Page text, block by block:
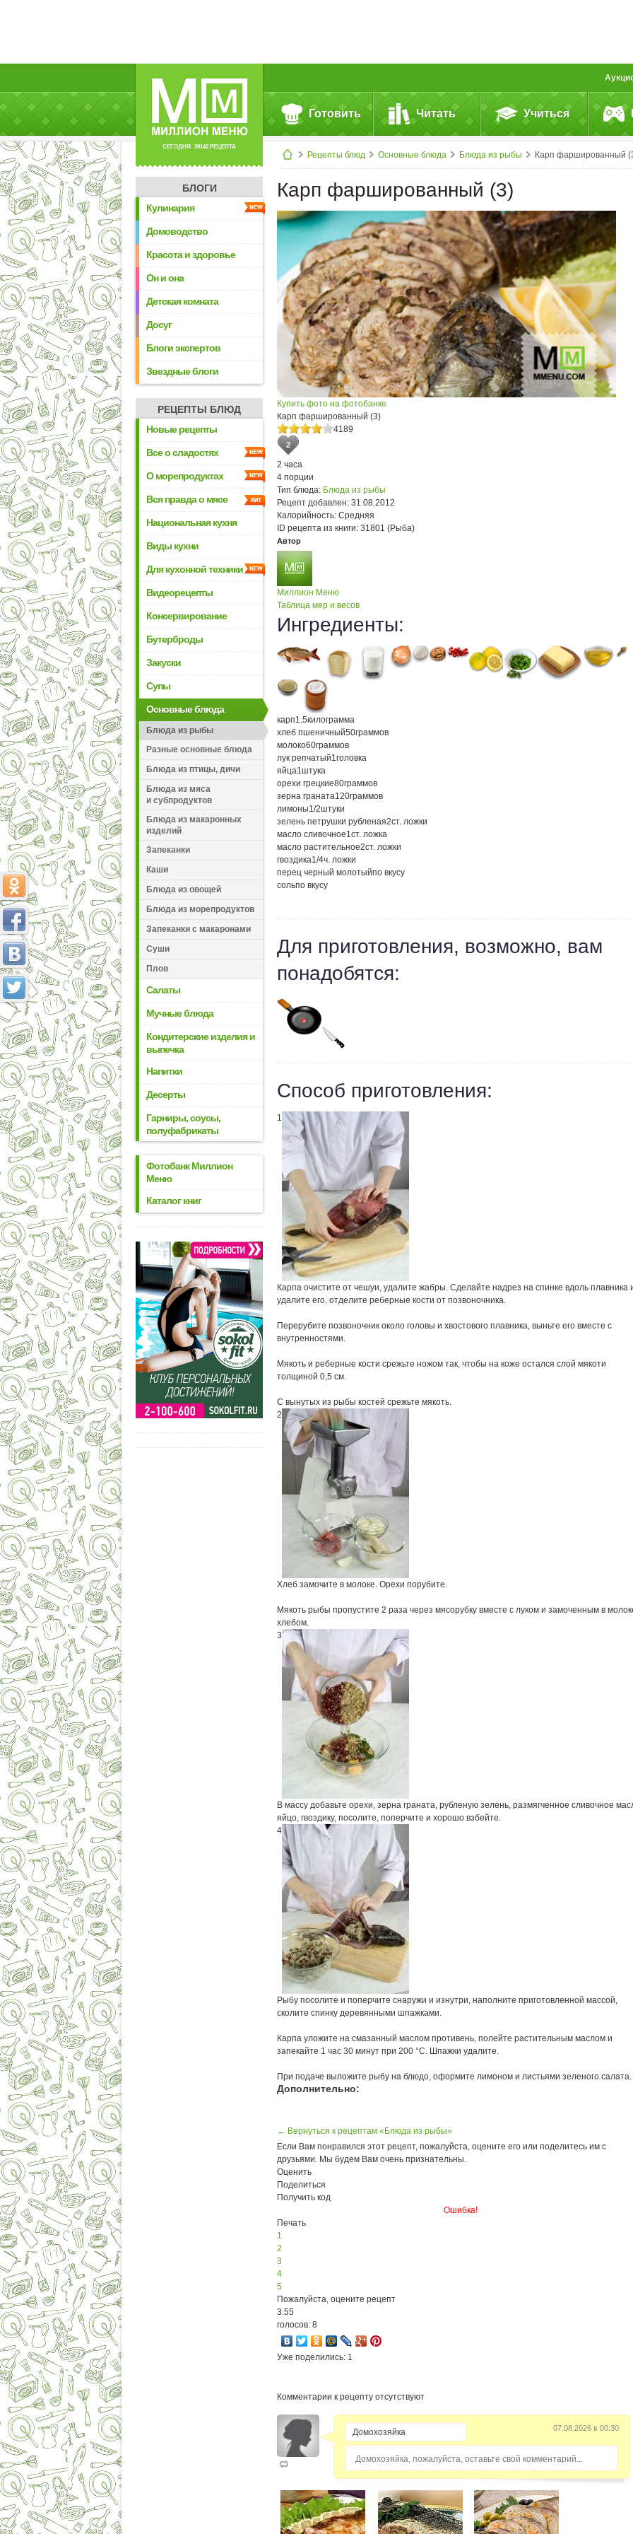
СЕГОДНЯ: 39142 РЕЦЕПТА
Готовить Читать Учиться
Рецепты блюд Основные блюда Блюда из рыбы Карп фаршированный
БЛОГИ
Кулинария
Домоводство
Красота и здоровье
Он и она
Детская комната
Досуг
Блоги экспертов
Звездные блоги
РЕЦЕПТЫ БЛЮД
Новые рецепты
Все о сладостях
О морепродуктах
Вся правда о мясе
Национальная кухня
Виды кухни
Для кухонной техники
Видеорецепты
Консервирование
Бутерброды
Закуски
Супы
Основные блюда
Блюда из рыбы
Разные основные блюда
Блюда из птицы, дичи
Блюда из мяса
и субпродуктов
Блюда из макаронных
изделий
Запеканки
Каши
Блюда из овощей
Блюда из морепродуктов
Запеканки с макаронами
Суши
Плов
Салаты
Мучные блюда
Кондитерские изделия и
выпечка
Напитки
Десерты
Гарниры, соусы,
полуфабрикаты
Фотобанк Миллион
Меню
Каталог книг
Карп фаршированный (3)
Купить фото на фотобанке
Карп фаршированный (3)
4189
2
2 часа
4 порции
Тип блюда: Блюда из рыбы
Рецепт добавлен: 31.08.2012
Калорийность: Средняя
ID рецепта из книги: 31801 (Рыба)
Автор
Миллион Меню
Таблица мер и весов
Ингредиенты:
карп1.5килограмма
хлеб пшеничный50граммов
молоко60граммов
лук репчатый1головка
яйца1штука
орехи грецкие80граммов
зерна граната120граммов
лимоны1/2штуки
зелень петрушки рубленая2ст. ложки
масло сливочное1ст. ложка
масло растительное2ст. ложки
гвоздика1/4ч. ложки
перец черный молотыйпо вкусу
сольпо вкусу
Для приготовления, возможно, вам
понадобятся:
Способ приготовления:
1
Карпа очистите от чешуи, удалите жабры. Сделайте надрез на спинке вдоль плавника
удалите его, отделите реберные кости от позвоночника.
Перерубите позвоночник около головы и хвостового плавника, выньте его вместе с
внутренностями.
Мякоть и реберные кости срежьте ножом так, чтобы на коже остался слой мякоти
толщиной 0,5 см.
С вынутых из рыбы костей срежьте мякоть.
2
Хлеб замочите в молоке. Орехи порубите.
Мякоть рыбы пропустите 2 раза через мясорубку вместе с луком и замоченным в
хлебом.
3
В массу добавьте орехи, зерна граната, рубленую зелень, размягченное сливочное
яйцо, гвоздику, посолите, поперчите и хорошо взбейте.
4
Рыбу посолите и поперчите снаружи и изнутри, наполните приготовленной массой,
сколите спинку деревянными шпажками.
Карпа уложите на смазанный маслом противень, полейте растительным маслом и
запекайте 1 час 30 минут при 200 °С. Шпажки удалите.
При подаче выложите рыбу на блюдо, оформите лимоном и листьями зеленого салата.
Дополнительно:
← Вернуться к рецептам «Блюда из рыбы»
Если Вам понравился этот рецепт, пожалуйста, оцените его или поделитесь им с
друзьями. Мы будем Вам очень признательны.
Оценить
Поделиться
Получить код
Ошибка!
Печать
1
2
3
4
5
Пожалуйста, оцените рецепт
3.55
голосов: 8
Уже поделились: 1
Комментарии к рецепту отсутствуют
07.08.2026 в 00:30
Домохозяйка, пожалуйста, оставьте свой комментарий...